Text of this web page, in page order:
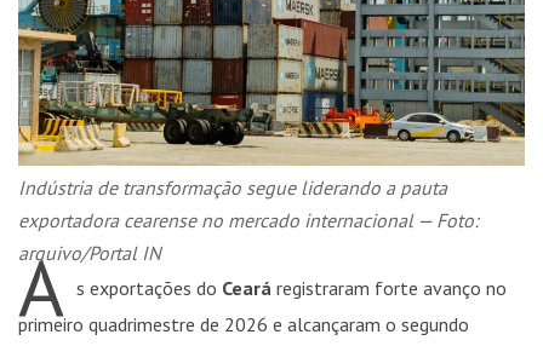
Indústria de transformação segue liderando a pauta
exportadora cearense no mercado internacional — Foto:
arquivo/Portal IN
A s exportações do Ceará registraram forte avanço no
primeiro quadrimestre de 2026 e alcançaram o segundo